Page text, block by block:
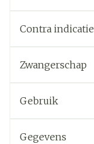
Contra indicatie
Zwangerschap
Gebruik
Gegevens